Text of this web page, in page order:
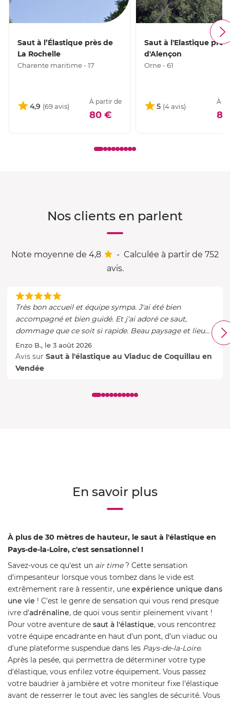
Saut à l’Élastique près de
La Rochelle
Charente maritime - 17
4,9
À partir de
80 €
Saut à l'Elastique près
d'Alençon
Orne - 61
5
À
Nos clients en parlent
Note moyenne de 4,8 - Calculée à partir de 752
avis.
Très bon accueil et équipe sympa. J'ai été bien
accompagné et bien guidé. Et j'ai adoré ce saut,
dommage que ce soit si rapide. Beau paysage et lieu
bien indiqué.
Enzo B., le 3 août 2026
Avis sur Saut à l'élastique au Viaduc de Coquillau en
Vendée
En savoir plus
À plus de 30 mètres de hauteur, le saut à l'élastique en
Pays-de-la-Loire, c'est sensationnel !
Savez-vous ce qu'est un air time? Cette sensation
d'impesanteur lorsque vous tombez dans le vide est
extrêmement rare à ressentir, une expérience unique dans
une vie ! C'est le genre de sensation qui vous rend presque
ivre d'adrénaline, de quoi vous sentir pleinement vivant !
Pour votre aventure de saut à l'élastique, vous rencontrez
votre équipe encadrante en haut d'un pont, d'un viaduc ou
d'une plateforme suspendue dans les Pays-de-la-Loire.
Après la pesée, qui permettra de déterminer votre type
d'élastique, vous enfilez votre équipement. Vous passez
votre baudrier à jambière et votre moniteur fixe l'élastique
avant de resserrer le tout avec les sangles de sécurité. Vous